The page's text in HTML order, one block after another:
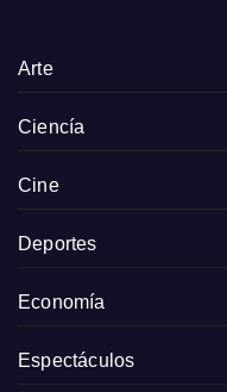
Arte
Ciencía
Cine
Deportes
Economía
Espectáculos